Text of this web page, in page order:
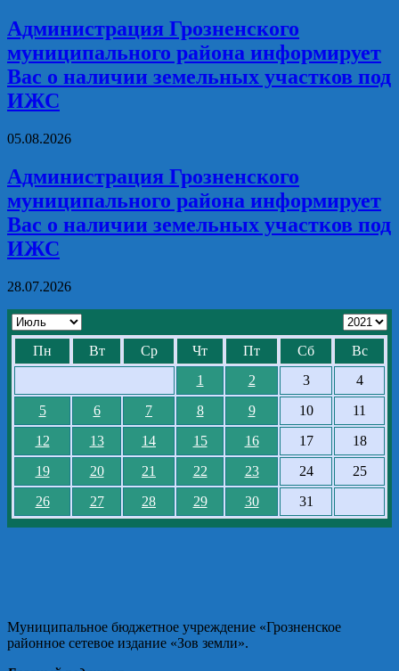
Администрация Грозненского
муниципального района информирует
Вас о наличии земельных участков под
ИЖС
05.08.2026
Администрация Грозненского
муниципального района информирует
Вас о наличии земельных участков под
ИЖС
28.07.2026
Пн Вт Ср Чт Пт Сб
Вс
1
2 3
4
5
6 7 8 9 10
11
12
13 14 15 16 17
18
19
20 21 22 23 24
25
26
27 28 29 30 31
Муниципальное бюджетное учреждение «Грозненское
районное сетевое издание «Зов земли».